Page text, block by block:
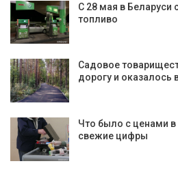
С 28 мая в
топливо
Садовое
дорогу и оказалось
Что было с ценами в
свежие цифры